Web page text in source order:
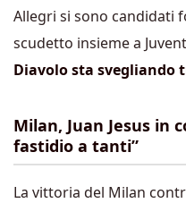
Allegri si sono candidati
scudetto insieme a
Diavolo sta svegliando
Milan, Juan Jesus in
fastidio a tanti”
La vittoria del Milan